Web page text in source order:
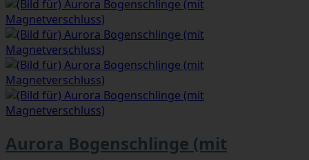
Aurora Bogenschlinge (mit